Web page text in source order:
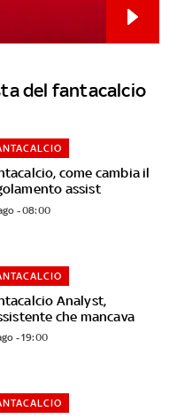
del fantacalcio
come cambia il
assist
- 08:00
Analyst,
che mancava
- 19:00